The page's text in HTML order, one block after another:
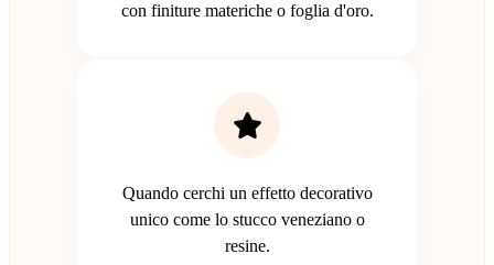
con finiture materiche o foglia d'oro.
Quando cerchi un effetto decorativo
unico come lo stucco veneziano o
resine.